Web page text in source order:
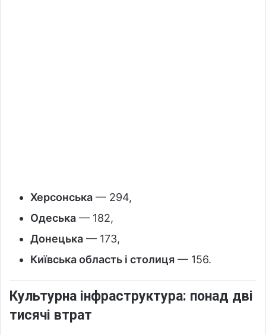
Херсонська — 294,
Одеська — 182,
Донецька — 173,
Київська область і столиця — 156.
Культурна інфраструктура: понад дві
тисячі втрат